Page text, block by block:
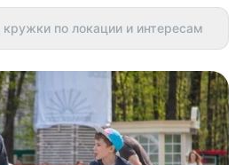
кружки по локации и интересам